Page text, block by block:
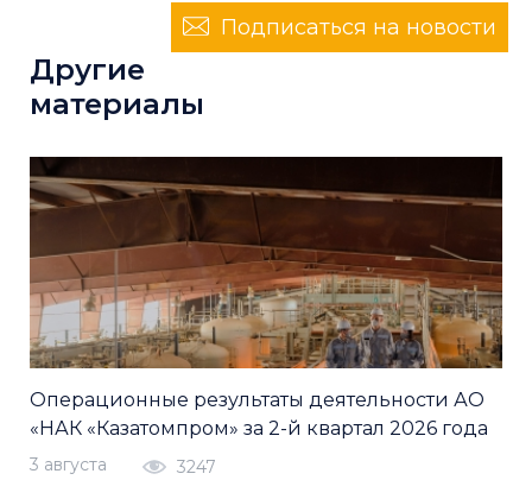
Подписаться на новости
Другие
материалы
Операционные результаты деятельности АО
«НАК «Казатомпром» за 2-й квартал 2026 года
3 августа 3247